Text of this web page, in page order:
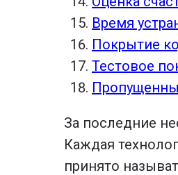
Время
Покрытие
Тестовое
За последние
Каждая
принято